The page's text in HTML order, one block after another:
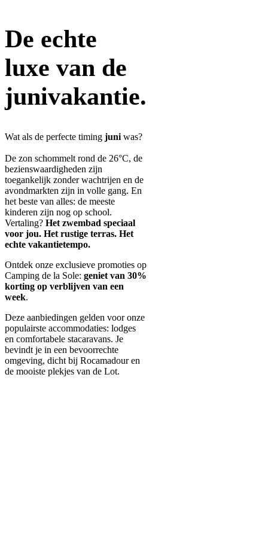
De echte
luxe van de
junivakantie.
Wat als de perfecte timing juni was?
De zon schommelt rond de 26°C, de
bezienswaardigheden zijn
toegankelijk zonder wachtrijen en de
avondmarkten zijn in volle gang. En
het beste van alles: de meeste
kinderen zijn nog op school.
Vertaling? Het zwembad speciaal
voor jou. Het rustige terras. Het
echte vakantietempo.
Ontdek onze exclusieve promoties op
Camping de la Sole: geniet van 30%
korting op verblijven van een
week.
Deze aanbiedingen gelden voor onze
populairste accommodaties: lodges
en comfortabele stacaravans. Je
bevindt je in een bevoorrechte
omgeving, dicht bij Rocamadour en
de mooiste plekjes van de Lot.